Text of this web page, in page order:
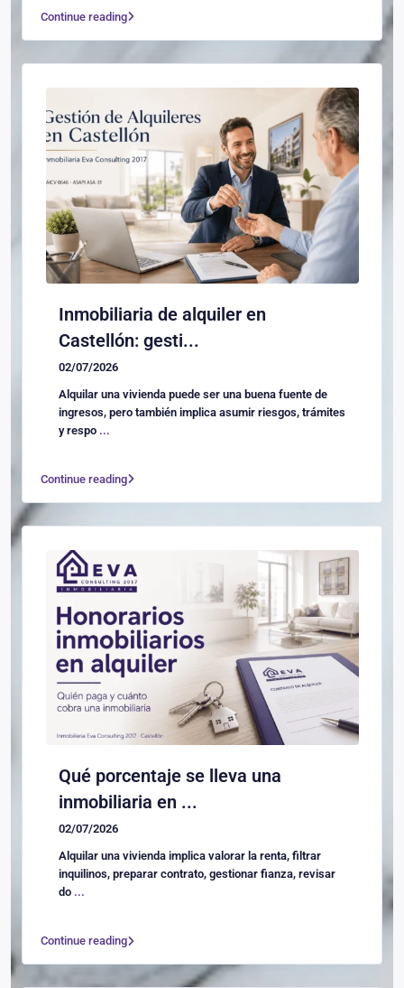
Continue reading
Inmobiliaria de alquiler en
Castellón: gesti...
02/07/2026
Alquilar una vivienda puede ser una buena fuente de
ingresos, pero también implica asumir riesgos, trámites
y respo ...
Continue reading
Qué porcentaje se lleva una
inmobiliaria en ...
02/07/2026
Alquilar una vivienda implica valorar la renta, filtrar
inquilinos, preparar contrato, gestionar fianza, revisar
do ...
Continue reading